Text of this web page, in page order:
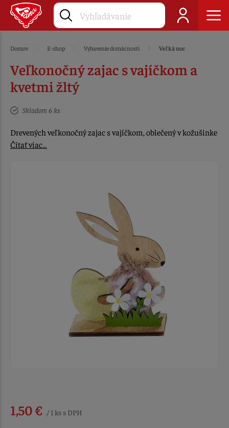
Domov E-shop Vybavenie domácnosti Veľká noc
Veľkonočný zajac s vajíčkom a
kvetmi žltý
Skladom 6 ks
Drevených veľkonočný zajac s vajíčkom, oblečený v kožušinke
Čítať viac…
1,50 € / 1 ks s DPH